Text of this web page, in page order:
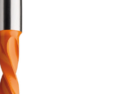
i handlekurv
i ønskeliste